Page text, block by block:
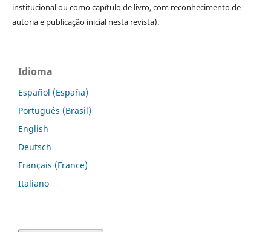
institucional ou como capítulo de livro, com reconhecimento de
autoria e publicação inicial nesta revista).
Idioma
Español (España)
Português (Brasil)
English
Deutsch
Français (France)
Italiano